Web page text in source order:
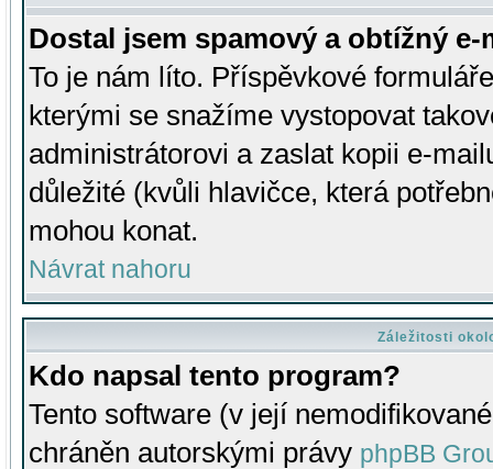
Dostal jsem spamový a obtížný
To je nám líto. Příspěvkové
kterými se snažíme vystopovat
administrátorovi a zaslat kopii e-
důležité (kvůli hlavičce, která
mohou konat.
Návrat nahoru
Záležitosti
Kdo napsal tento program?
Tento software (v její
chráněn autorskými právy phpBB